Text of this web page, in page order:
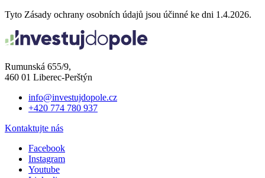
Tyto Zásady ochrany osobních údajů jsou účinné ke dni 1.4.2026.
Rumunská 655/9,
460 01 Liberec-Perštýn
info@investujdopole.cz
+420 774 780 937
Kontaktujte nás
Facebook
Instagram
Youtube